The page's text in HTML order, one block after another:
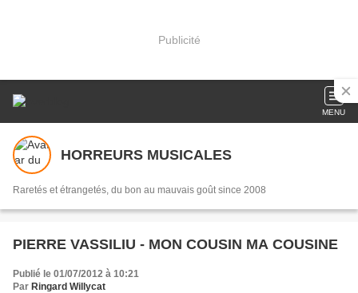
Publicité
MENU
HORREURS MUSICALES
Raretés et étrangetés, du bon au mauvais goût since 2008
PIERRE VASSILIU - MON COUSIN MA COUSINE
Publié le 01/07/2012 à 10:21
Par Ringard Willycat